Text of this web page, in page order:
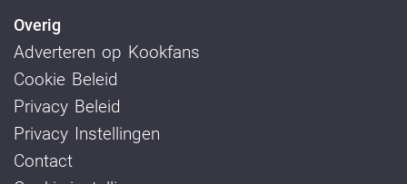
Overig
Adverteren op Kookfans
Cookie Beleid
Privacy Beleid
Privacy Instellingen
Contact